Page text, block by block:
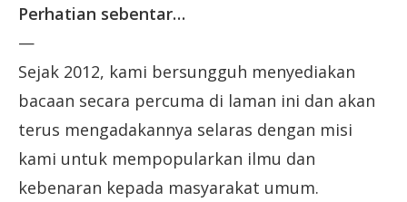
Perhatian sebentar…
—
Sejak 2012, kami bersungguh menyediakan
bacaan secara percuma di laman ini dan akan
terus mengadakannya selaras dengan misi
kami untuk mempopularkan ilmu dan
kebenaran kepada masyarakat umum.